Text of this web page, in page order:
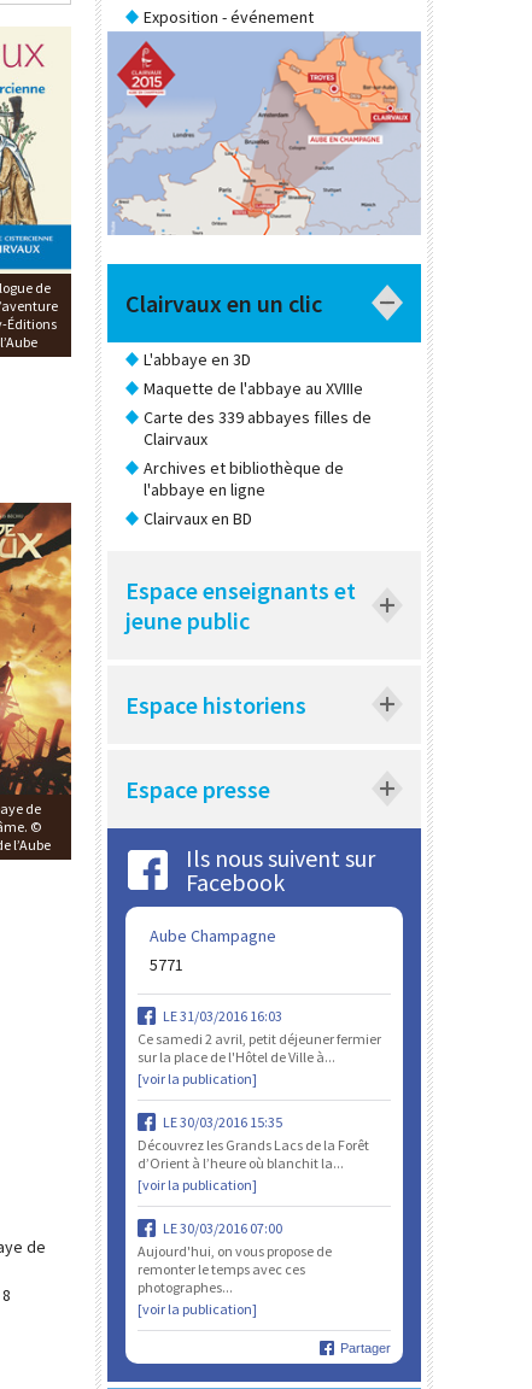
de
Éditions
de
©
l’Aube
de
Exposition - événement
Clairvaux en un clic
L'abbaye en 3D
Maquette de l'abbaye au XVIIIe
Carte des 339 abbayes filles de
Clairvaux
Archives et bibliothèque de
l'abbaye en ligne
Clairvaux en BD
Espace enseignants et
jeune public
Espace historiens
Espace presse
Ils nous suivent sur
Facebook
Aube Champagne
5771
LE 31/03/2016 16:03
Ce samedi 2 avril, petit déjeuner fermier
sur la place de l'Hôtel de Ville à...
[voir la publication]
LE 30/03/2016 15:35
Découvrez les Grands Lacs de la Forêt
d’Orient à l’heure où blanchit la...
[voir la publication]
LE 30/03/2016 07:00
Aujourd'hui, on vous propose de
remonter le temps avec ces
photographes...
[voir la publication]
Partager